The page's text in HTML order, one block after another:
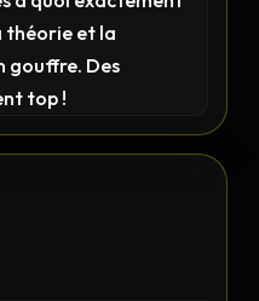
théorie et la
gouffre. Des
top !